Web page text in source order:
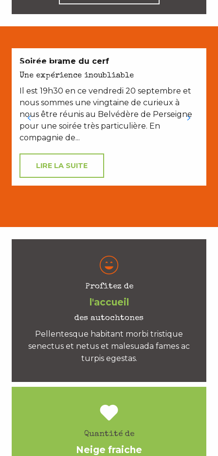
EN COUPLE
Soirée brame du cerf
Une expérience inoubliable
Il est 19h30 en ce vendredi 20 septembre et
nous sommes une vingtaine de curieux à
nous être réunis au Belvédère de Perseigne
pour une soirée très particulière. En
compagnie de...
LIRE LA SUITE
Profitez de
l'accueil
des autochtones
Pellentesque habitant morbi tristique
senectus et netus et malesuada fames ac
turpis egestas.
Quantité de
Neige fraiche